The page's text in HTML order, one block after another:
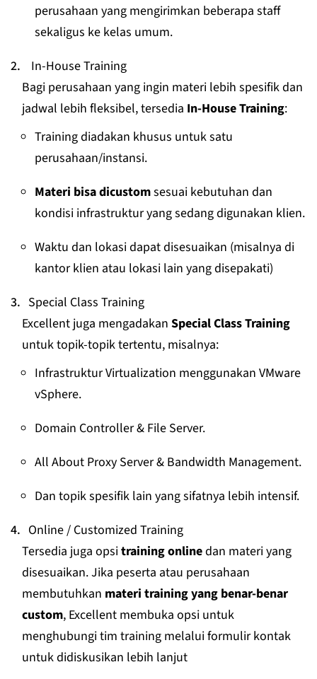
perusahaan yang mengirimkan beberapa staff
sekaligus ke kelas umum.
In-House Training
Bagi perusahaan yang ingin materi lebih spesifik dan
jadwal lebih fleksibel, tersedia In-House Training:
Training diadakan khusus untuk satu
perusahaan/instansi.
Materi bisa dicustomsesuai kebutuhan dan
kondisi infrastruktur yang sedang digunakan klien.
Waktu dan lokasi dapat disesuaikan (misalnya di
kantor klien atau lokasi lain yang disepakati)
Special Class Training
Excellent juga mengadakanSpecial Class Training
untuk topik-topik tertentu, misalnya:
Infrastruktur Virtualization menggunakan VMware
vSphere.
Domain Controller & File Server.
All About Proxy Server & Bandwidth Management.
Dan topik spesifik lain yang sifatnya lebih intensif.
Online / Customized Training
Tersedia juga opsitraining onlinedan materi yang
disesuaikan. Jika peserta atau perusahaan
membutuhkan materi training yang benar-benar
custom, Excellent membuka opsi untuk
menghubungi tim training melalui formulir kontak
untuk didiskusikan lebih lanjut